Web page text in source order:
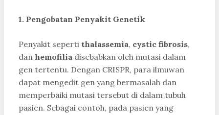
1. Pengobatan Penyakit Genetik
Penyakit seperti thalassemia, cystic fibrosis,
dan hemofilia disebabkan oleh mutasi dalam
gen tertentu. Dengan CRISPR, para ilmuwan
dapat mengedit gen yang bermasalah dan
memperbaiki mutasi tersebut di dalam tubuh
pasien. Sebagai contoh, pada pasien yang